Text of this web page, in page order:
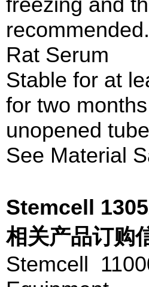
Rat Serum
Stable for at
for two
unopened
See Material
Stemcell
相关产品订购
Stemcell